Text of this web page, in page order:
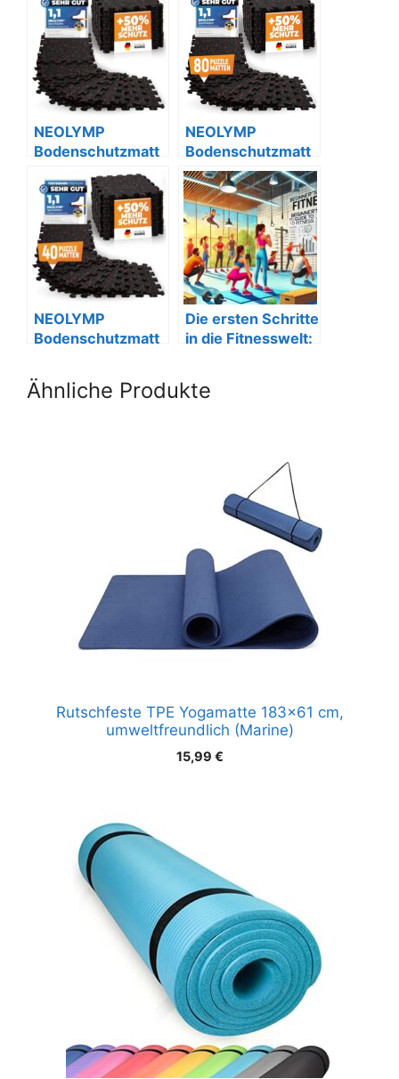
NEOLYMP
Bodenschutzmatt
e 1×8, dicke
Naturkautschuk-
Puzzle
NEOLYMP
Bodenschutzmatt
e 10 x 8 Stk., extra
dick aus
Kautschuk
NEOLYMP
Bodenschutzmatt
Naturkautschuk
Die ersten Schritte
in die Fitnesswelt:
Ähnliche Produkte
Rutschfeste TPE Yogamatte 183×61 cm,
umweltfreundlich (Marine)
15,99 €